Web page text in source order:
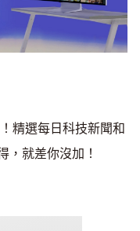
精選每日科技新聞和
，就差你沒加！